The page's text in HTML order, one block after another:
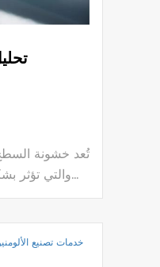
تُعد خشونة